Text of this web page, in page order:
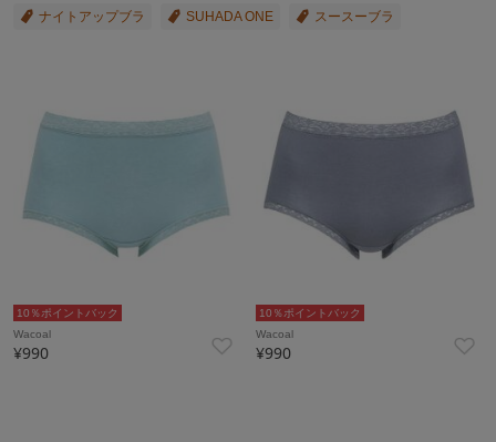
ナイトアップブラ SUHADA ONE スースーブラ
10％ポイントバック
Wacoal
¥990
10％ポイントバック
Wacoal
¥990